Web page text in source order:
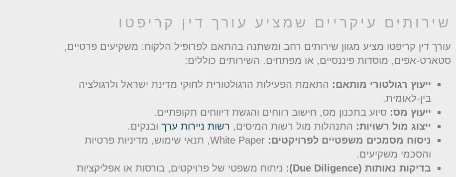
שירותים עיקריים שמציע עורך דין קריפטו
עורך דין קריפטו מציע מגוון שירותים רחב ומשתנה בהתאם לפרופיל הלקוח: משקיעים פרטיים,
סטארט-אפים, מוסדות פיננסיים, או מפתחים. השירותים כוללים:
ייעוץ רגולטורי מותאם: התאמת הפעילות הרגולטורית לחוקי מדינת ישראל ולרגולציה
בין-לאומית.
ייעוץ מס: סיוע בתכנון מס, חישוב רווחים והגשת דיווחים תקופתיים.
ייצוג מול רשויות: התנהלות מול רשות המיסים, רשות ניירות ערך ובנקים.
ניסוח מסמכים משפטיים לפרויקטים:
White Paper, תנאי שימוש, מדיניות פרטיות
והסכמי משקיעים.
בדיקות נאותות (Due Diligence):
ניתוח משפטי של פרויקטים, בורסות או אפליקציות